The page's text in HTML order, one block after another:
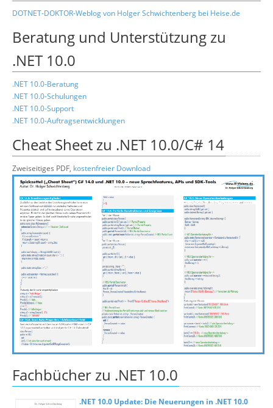
DOTNET-DOKTOR-Weblog von Holger Schwichtenberg bei Heise.de
Beratung und Unterstützung zu
.NET 10.0
.NET 10.0-Beratung
.NET 10.0-Schulungen
.NET 10.0-Support
.NET 10.0-Auftragsentwicklungen
Cheat Sheet zu .NET 10.0/C# 14
Zweiseitiges PDF, kostenfreier Download
Fachbücher zu .NET 10.0
.NET 10.0 Update: Die Neuerungen in .NET 10.0